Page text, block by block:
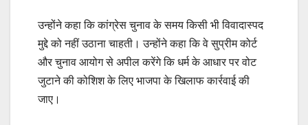
उन्होंने कहा कि कांग्रेस चुनाव के समय किसी भी विवादास्पद
मुद्दे को नहीं उठाना चाहती। उन्होंने कहा कि वे सुप्रीम कोर्ट
और चुनाव आयोग से अपील करेंगे कि धर्म के आधार पर वोट
जुटाने की कोशिश के लिए भाजपा के खिलाफ कार्रवाई की
जाए।